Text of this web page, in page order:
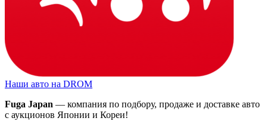
Наши авто на DROM
Fuga Japan — компания по подбору, продаже и доставке авто
с аукционов Японии и Кореи!